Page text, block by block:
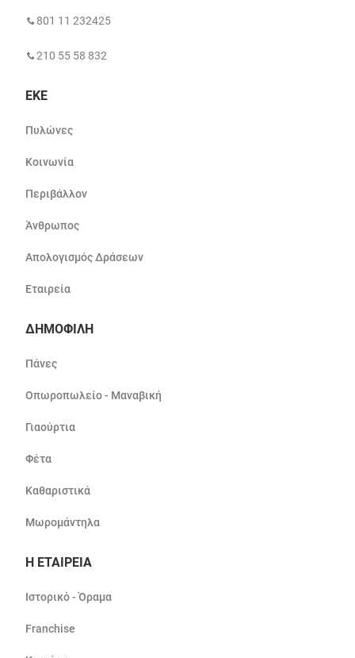
801 11 232425
210 55 58 832
ΕΚΕ
Πυλώνες
Κοινωνία
Περιβάλλον
Άνθρωπος
Απολογισμός Δράσεων
Εταιρεία
ΔΗΜΟΦΙΛΗ
Πάνες
Οπωροπωλείο - Μαναβική
Γιαούρτια
Φέτα
Καθαριστικά
Μωρομάντηλα
Η ΕΤΑΙΡΕΙΑ
Ιστορικό - Όραμα
Franchise